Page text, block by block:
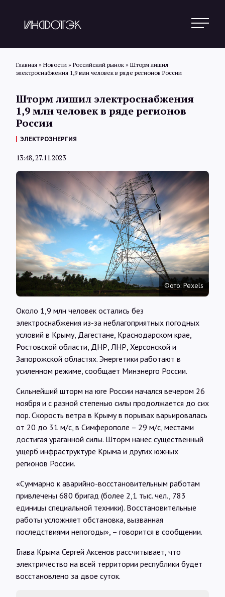
Обзоры
Интервью
Карты
О нас
@Infotek_Russia
Главная » Новости » Российский рынок » Шторм лишил
электроснабжения 1,9 млн человек в ряде регионов России
Шторм лишил электроснабжения
1,9 млн человек в ряде регионов
России
ЭЛЕКТРОЭНЕРГИЯ
13:48, 27.11.2023
Фото: Pexels
Около 1,9 млн человек остались без
электроснабжения из-за неблагоприятных погодных
условий в Крыму, Дагестане, Краснодарском крае,
Ростовской области, ДНР, ЛНР, Херсонской и
Запорожской областях. Энергетики работают в
усиленном режиме, сообщает Минэнерго России.
Сильнейший шторм на юге России начался вечером 26
ноября и с разной степенью силы продолжается до сих
пор. Скорость ветра в Крыму в порывах варьировалась
от 20 до 31 м/с, в Симферополе – 29 м/с, местами
достигая ураганной силы. Шторм нанес существенный
ущерб инфраструктуре Крыма и других южных
регионов России.
«Суммарно к аварийно-восстановительным работам
привлечены 680 бригад (более 2,1 тыс. чел., 783
единицы специальной техники). Восстановительные
работы усложняет обстановка, вызванная
последствиями непогоды», – говорится в сообщении.
Глава Крыма Сергей Аксенов рассчитывает, что
электричество на всей территории республики будет
восстановлено за двое суток.